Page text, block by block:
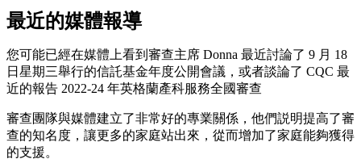
最近的媒體報導
您可能已經在媒體上看到審查主席 Donna 最近討論了 9 月 18
日星期三舉行的信託基金年度公開會議，或者談論了 CQC 最
近的報告 2022-24 年英格蘭產科服務全國審查
審查團隊與媒體建立了非常好的專業關係，他們説明提高了審
查的知名度，讓更多的家庭站出來，從而增加了家庭能夠獲得
的支援。